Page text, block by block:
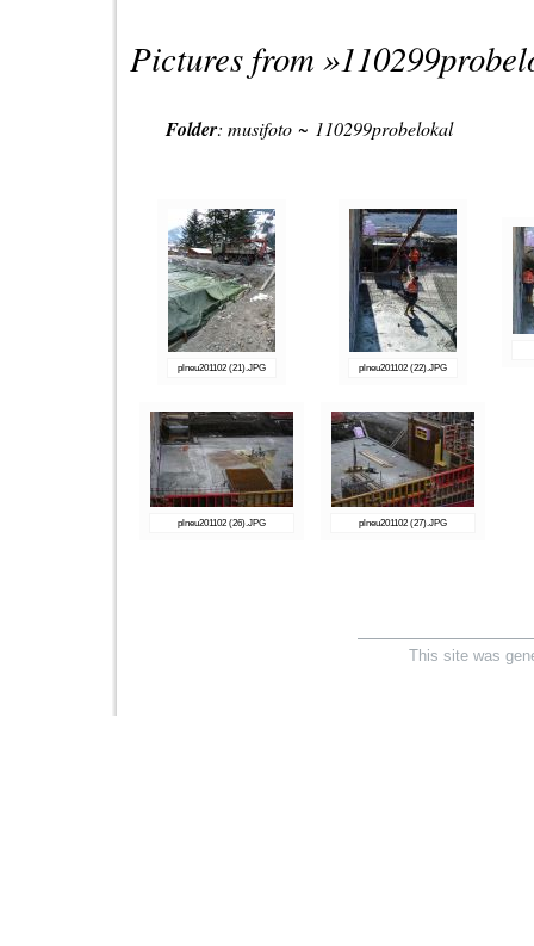
Pictures from »
Folder: musifoto ~ 110299probelokal
plneu201102 (21).JPG plneu201102 (22).JPG
plneu201102 (26).JPG plneu201102 (27).JPG
This site was